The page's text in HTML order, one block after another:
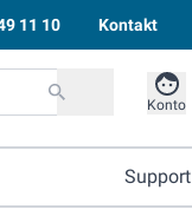
11 10 Kontakt
Konto
Support